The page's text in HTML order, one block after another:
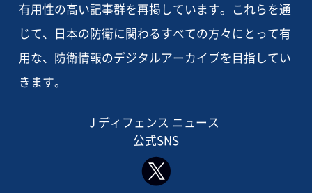
有用性の高い記事群を再掲しています。これらを通
じて、日本の防衛に関わるすべての方々にとって有
用な、防衛情報のデジタルアーカイブを目指してい
きます。
J ディフェンス ニュース
公式SNS